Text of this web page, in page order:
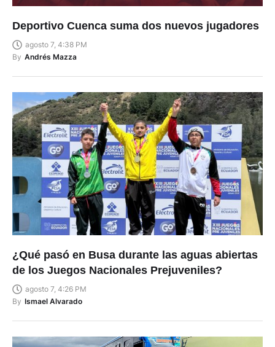
Deportivo Cuenca suma dos nuevos jugadores
agosto 7, 4:38 PM
By Andrés Mazza
¿Qué pasó en Busa durante las aguas abiertas
de los Juegos Nacionales Prejuveniles?
agosto 7, 4:26 PM
By Ismael Alvarado